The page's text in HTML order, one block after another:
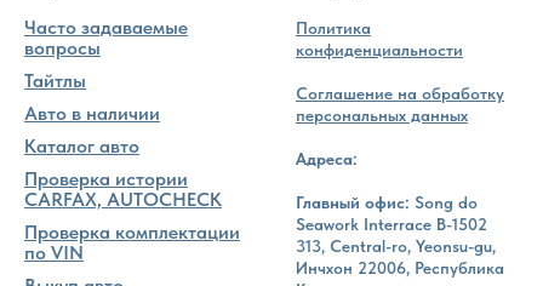
Часто задаваемые
вопросы
Тайтлы
Авто в наличии
Каталог авто
Проверка истории
CARFAX, AUTOCHECK
Проверка комплектации
по VIN
Политика
конфиденциальности
Соглашение на обработку
персональных данных
Адреса:
Главный офис: Song do
Seawork Interrace B-1502
313, Central-ro, Yeonsu-gu,
Инчхон 22006, Республика